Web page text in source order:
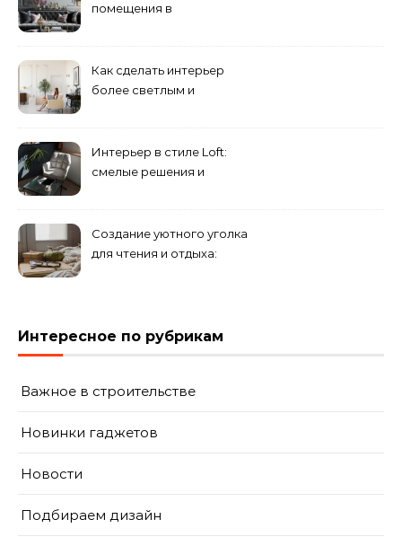
помещения в
направлений для создания
уникального комплекса
Как сделать интерьер
более светлым и
помещения
Интерьер в стиле Loft:
смелые решения и
Создание уютного уголка
для чтения и отдыха:
Интересное по рубрикам
Важное в строительстве
Новинки гаджетов
Новости
Подбираем дизайн